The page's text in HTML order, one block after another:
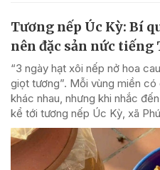
Tương nếp Úc Kỳ: Bí
nên đặc sản nức tiếng
“3 ngày hạt xôi nếp nở hoa
giọt tương”. Mỗi vùng miền
khác nhau, nhưng khi nhắc
kể tới tương nếp Úc Kỳ, xã